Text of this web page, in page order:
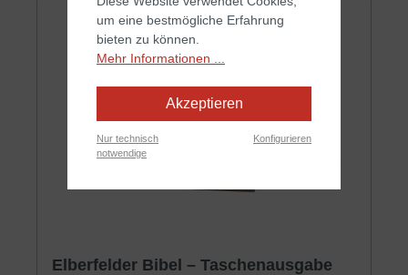
Elberfelder Bibel – Taschenausgabe
um eine bestmögliche Erfahrung
bieten zu können.
Mehr Informationen ...
Akzeptieren
Nur technisch
notwendige
Konfigurieren